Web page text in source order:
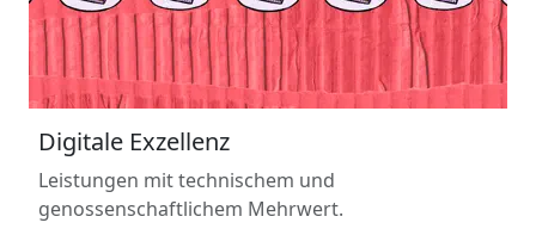
Digitale Exzellenz
Leistungen mit technischem und
genossenschaftlichem Mehrwert.